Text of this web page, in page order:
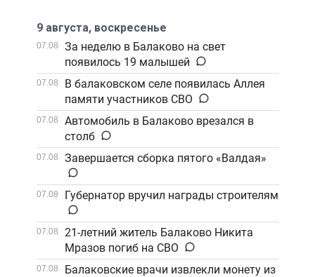
9 августа, воскресенье
07.08
За неделю в Балаково на свет
появилось 19 малышей
07.08
В балаковском селе появилась Аллея
памяти участников СВО
07.08
Автомобиль в Балаково врезался в
столб
07.08 Завершается сборка пятого «Валдая»
07.08 Губернатор вручил награды строителям
07.08
21-летний житель Балаково Никита
Мразов погиб на СВО
07.08
Балаковские врачи извлекли монету из